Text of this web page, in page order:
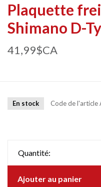
Plaquette
Shimano D-
41,99$CA
En stock Code de l'article
Quantité:
Ajouter au panier